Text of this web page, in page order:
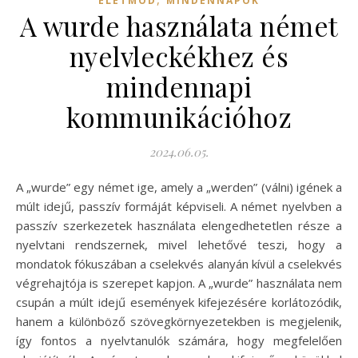
A wurde használata német
nyelvleckékhez és
mindennapi
kommunikációhoz
2024.06.05.
A „wurde” egy német ige, amely a „werden” (válni) igének a
múlt idejű, passzív formáját képviseli. A német nyelvben a
passzív szerkezetek használata elengedhetetlen része a
nyelvtani rendszernek, mivel lehetővé teszi, hogy a
mondatok fókuszában a cselekvés alanyán kívül a cselekvés
végrehajtója is szerepet kapjon. A „wurde” használata nem
csupán a múlt idejű események kifejezésére korlátozódik,
hanem a különböző szövegkörnyezetekben is megjelenik,
így fontos a nyelvtanulók számára, hogy megfelelően